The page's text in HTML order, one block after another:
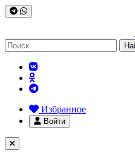
Избранное
Войти